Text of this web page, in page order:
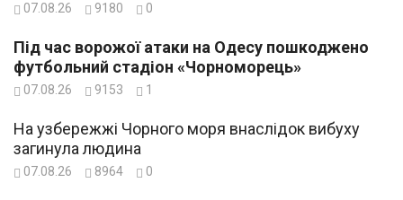
07.08.26 9180 0
Під час ворожої атаки на Одесу пошкоджено
футбольний стадіон «Чорноморець»
07.08.26 9153 1
На узбережжі Чорного моря внаслідок вибуху
загинула людина
07.08.26 8964 0